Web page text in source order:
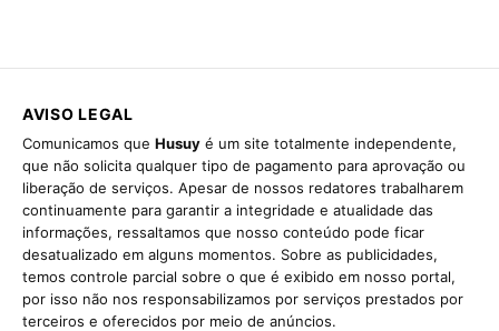
AVISO LEGAL
Comunicamos que Husuy é um site totalmente independente,
que não solicita qualquer tipo de pagamento para aprovação ou
liberação de serviços. Apesar de nossos redatores trabalharem
continuamente para garantir a integridade e atualidade das
informações, ressaltamos que nosso conteúdo pode ficar
desatualizado em alguns momentos. Sobre as publicidades,
temos controle parcial sobre o que é exibido em nosso portal,
por isso não nos responsabilizamos por serviços prestados por
terceiros e oferecidos por meio de anúncios.